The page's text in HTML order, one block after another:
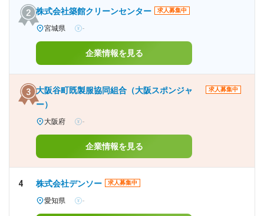
株式会社築館クリーンセンター 求人募集中
宮城県 -
企業情報を見る
大阪谷町既製服協同組合（大阪スポンジャ
ー）
求人募集中
大阪府 -
企業情報を見る
4 株式会社デンソー 求人募集中
愛知県 -